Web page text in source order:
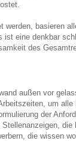
werden, basieren
eine denkbar
des
außen vor
um
der
die wissen